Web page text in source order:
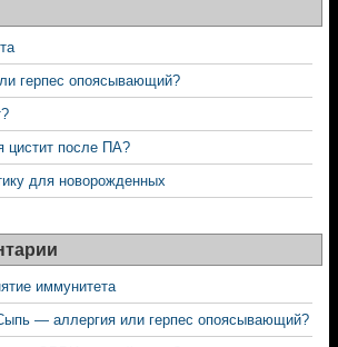
герпес опоясывающий?
цистит после ПА?
для новорожденных
иммунитета
— аллергия или герпес опоясывающий?